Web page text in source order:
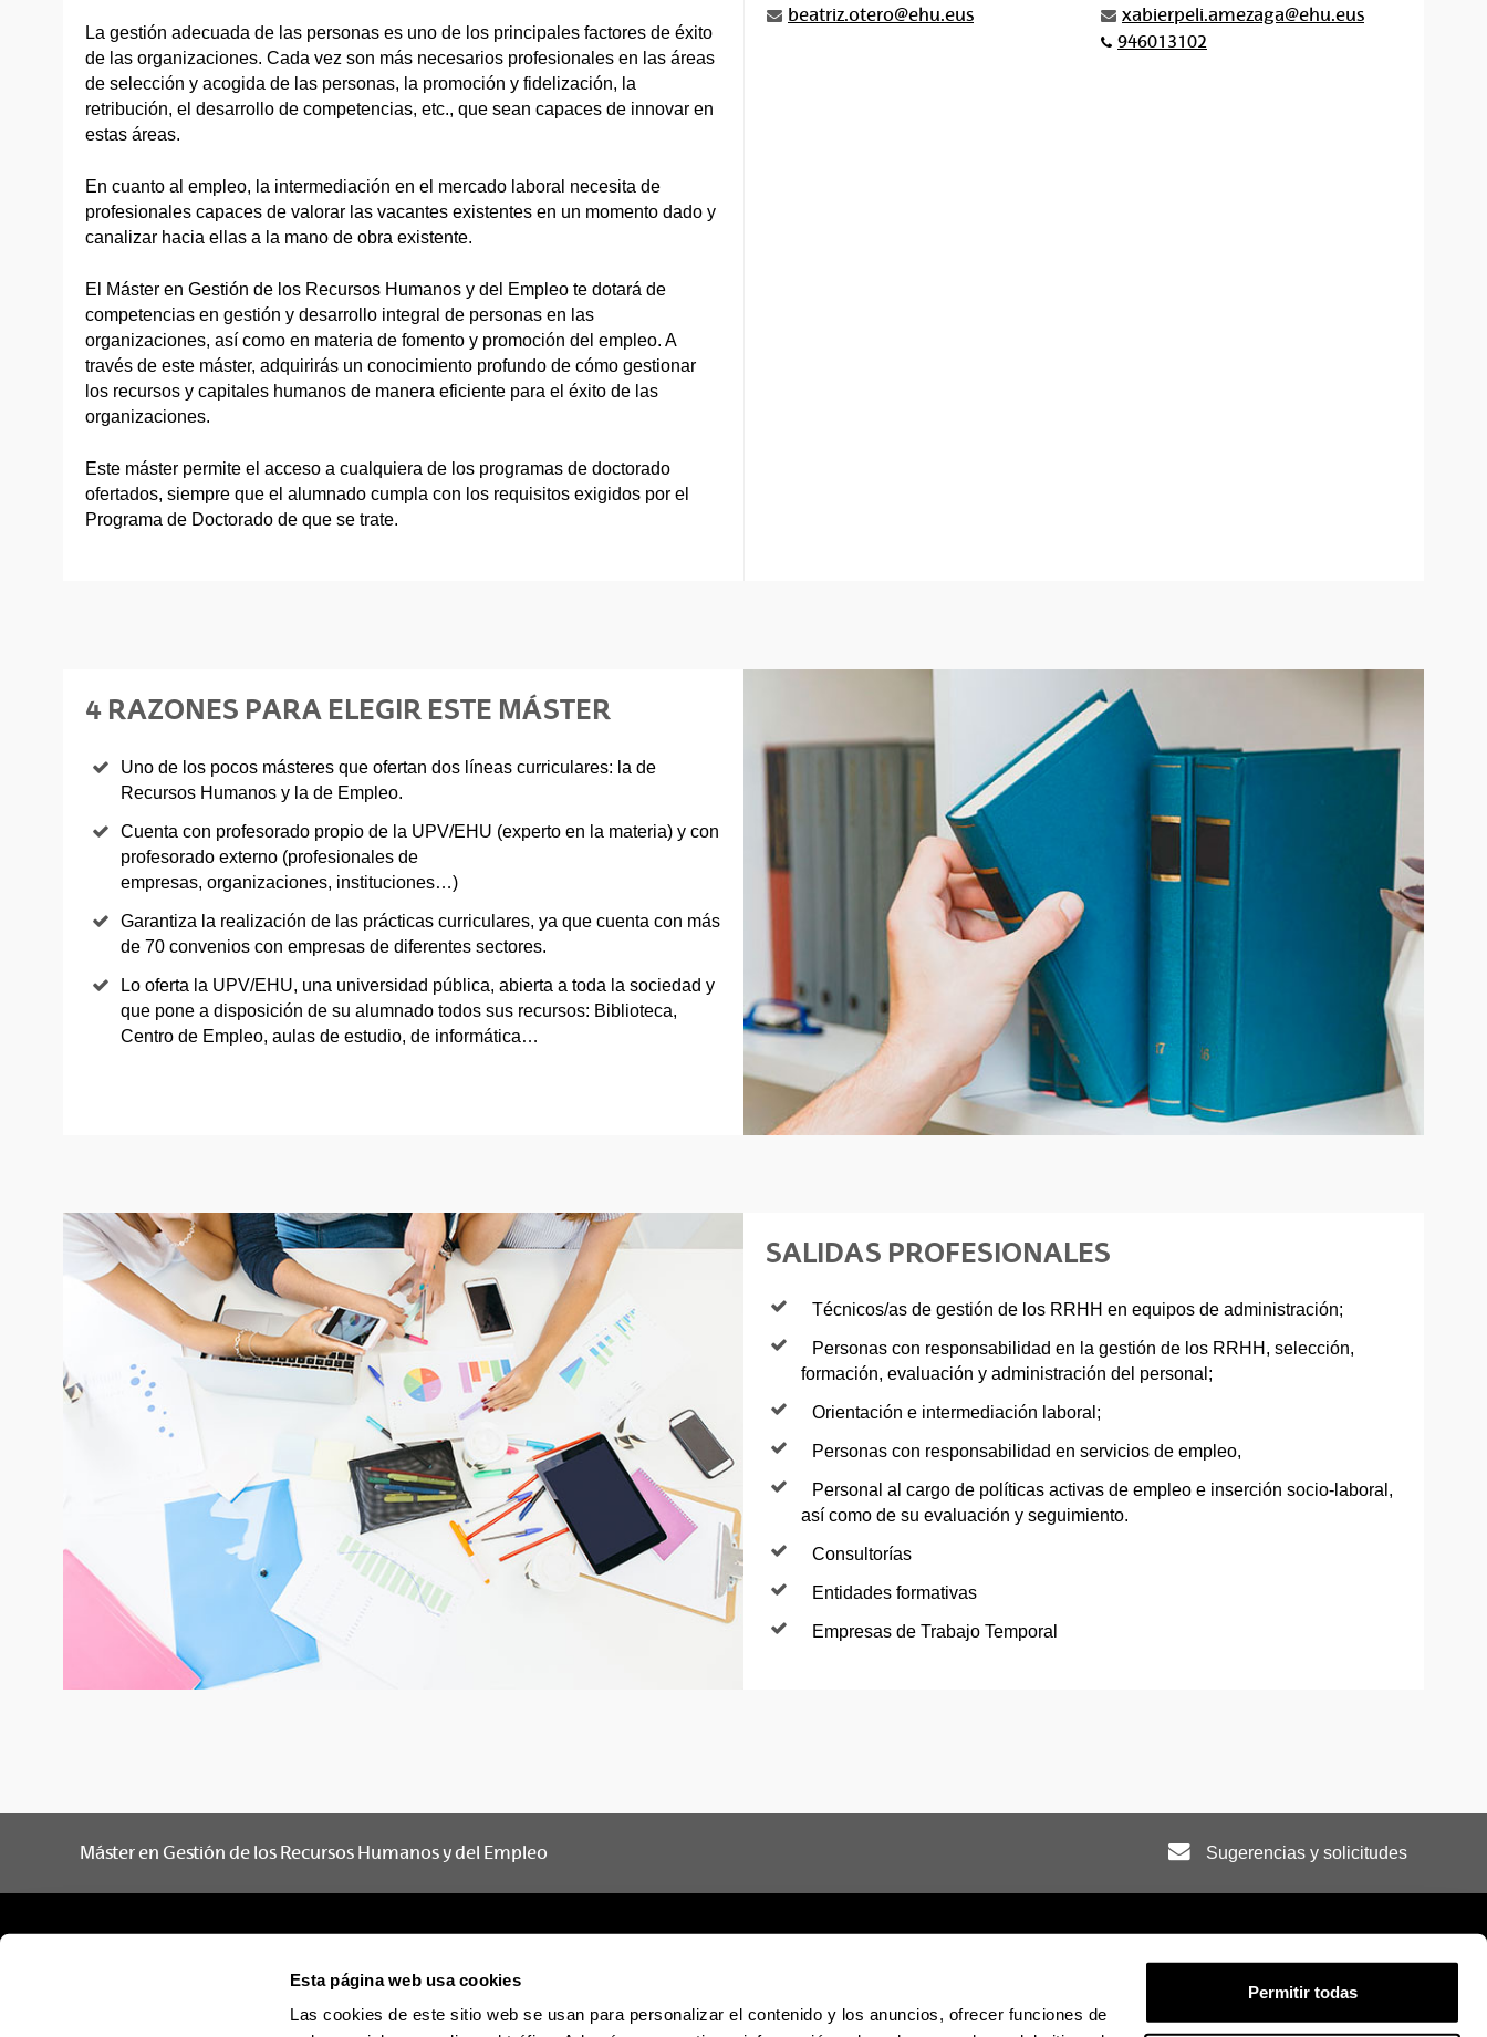
Esta página web usa cookies
Las cookies de este sitio web se usan para personalizar el contenido y los anuncios, ofrecer funciones de
Permitir todas
La gestión adecuada de las personas es uno de los principales factores de éxito
de las organizaciones. Cada vez son más necesarios profesionales en las áreas
de selección y acogida de las personas, la promoción y fidelización, la
retribución, el desarrollo de competencias, etc., que sean capaces de innovar en
estas áreas.
En cuanto al empleo, la intermediación en el mercado laboral necesita de
profesionales capaces de valorar las vacantes existentes en un momento dado y
canalizar hacia ellas a la mano de obra existente.
El Máster en Gestión de los Recursos Humanos y del Empleo te dotará de
competencias en gestión y desarrollo integral de personas en las
organizaciones, así como en materia de fomento y promoción del empleo. A
través de este máster, adquirirás un conocimiento profundo de cómo gestionar
los recursos y capitales humanos de manera eficiente para el éxito de las
organizaciones.
Este máster permite el acceso a cualquiera de los programas de doctorado
ofertados, siempre que el alumnado cumpla con los requisitos exigidos por el
Programa de Doctorado de que se trate.
beatriz.otero@ehu.eus
xabierpeli.amezaga@ehu.eus
946013102
4 RAZONES PARA ELEGIR ESTE MÁSTER
Uno de los pocos másteres que ofertan dos líneas curriculares: la de
Recursos Humanos y la de Empleo.
Cuenta con profesorado propio de la UPV/EHU (experto en la materia) y con
profesorado externo (profesionales de
empresas, organizaciones, instituciones…)
Garantiza la realización de las prácticas curriculares, ya que cuenta con más
de 70 convenios con empresas de diferentes sectores.
Lo oferta la UPV/EHU, una universidad pública, abierta a toda la sociedad y
que pone a disposición de su alumnado todos sus recursos: Biblioteca,
Centro de Empleo, aulas de estudio, de informática…
SALIDAS PROFESIONALES
Técnicos/as de gestión de los RRHH en equipos de administración;
Personas con responsabilidad en la gestión de los RRHH, selección,
formación, evaluación y administración del personal;
Orientación e intermediación laboral;
Personas con responsabilidad en servicios de empleo,
Personal al cargo de políticas activas de empleo e inserción socio-laboral,
así como de su evaluación y seguimiento.
Consultorías
Entidades formativas
Empresas de Trabajo Temporal
Máster en Gestión de los Recursos Humanos y del Empleo Sugerencias y solicitudes
Sede electrónica Accesibilidad Información legal Mapa Ayuda Contacto